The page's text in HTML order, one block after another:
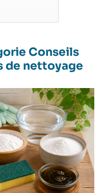
Conseils
de nettoyage